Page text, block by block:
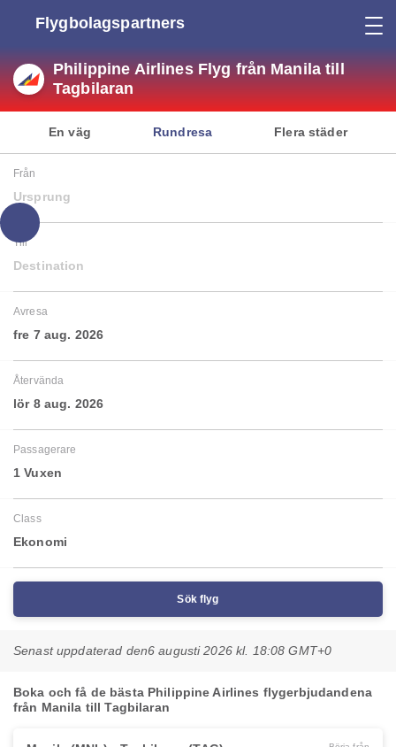
Flygbolagspartners
Philippine Airlines Flyg från Manila till
Tagbilaran
En väg Rundresa Flera städer
Från
Ursprung
Till
Destination
Avresa
fre 7 aug. 2026
Återvända
lör 8 aug. 2026
Passagerare
1 Vuxen
Class
Ekonomi
Sök flyg
Senast uppdaterad den6 augusti 2026 kl. 18:08 GMT+0
Boka och få de bästa Philippine Airlines flygerbjudandena
från Manila till Tagbilaran